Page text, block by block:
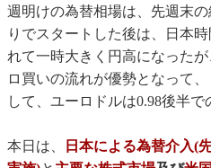
週明けの為替相場は、先週末
りでスタートした後は、日本
れて一時大きく円高になった
ロ買いの流れが優勢となって
して、ユーロドルは0.98後半で
本日は、
日本による為替介入(